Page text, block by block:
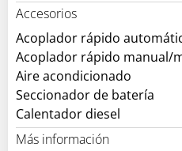
Accesorios
Acoplador rápido
Acoplador rápido manual/
Aire acondicionado
Seccionador de batería
Calentador diesel
Más información